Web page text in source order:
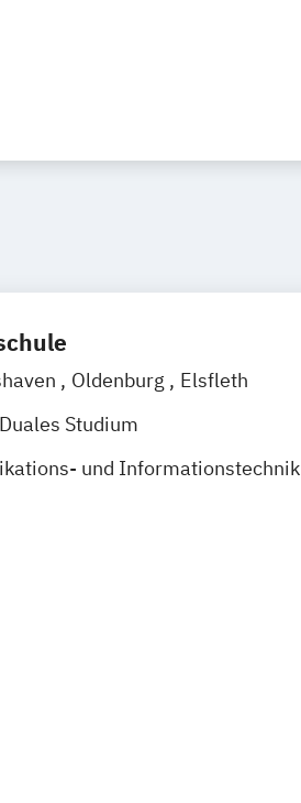
Oldenburg
Elsfleth
Duales Studium
und Informationstechnik